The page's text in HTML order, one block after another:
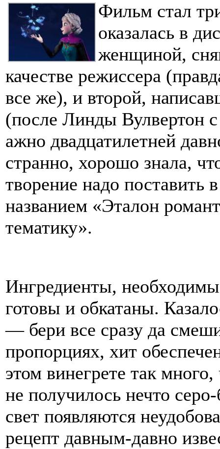
Фильм стал
оказалась в
женщиной,
качестве режиссера
все же), и второй,
(после Линды Вулвертон
ажно двадцатилетней
странно, хорошо знала,
творение надо поставить
названием «Эталон
тематику».
Ингредиенты,
готовы и обкатаны.
— бери все сразу да
пропорциях, хит
этом винегрете так
не получилось нечто
свет появляются
рецепт давным-давно